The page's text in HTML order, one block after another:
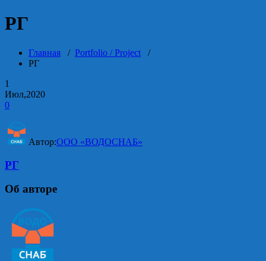
РГ
Главная / Portfolio / Project /
РГ
1
Июл,2020
0
Автор:ООО «ВОДОСНАБ»
РГ
Об авторе